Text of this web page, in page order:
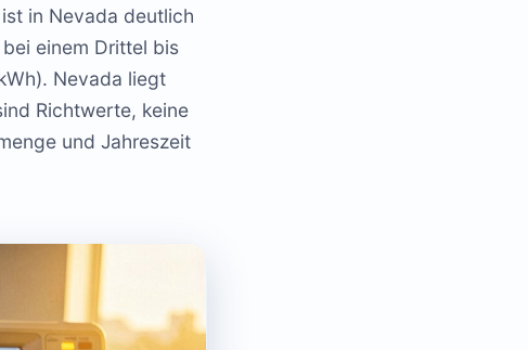
in Nevada deutlich
einem Drittel bis
Nevada liegt
Richtwerte, keine
und Jahreszeit